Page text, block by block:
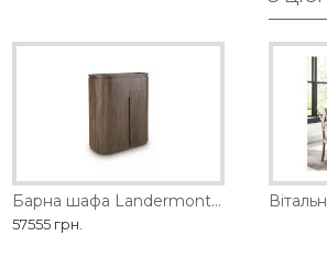
Барна шафа Landermont Ashley
57555 грн.
57555 грн.